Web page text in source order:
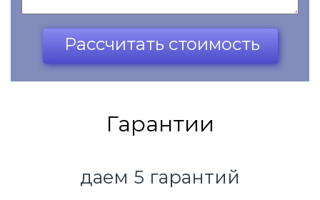
Рассчитать стоимость
Ваш телефон*
Гарантии
даем 5 гарантий